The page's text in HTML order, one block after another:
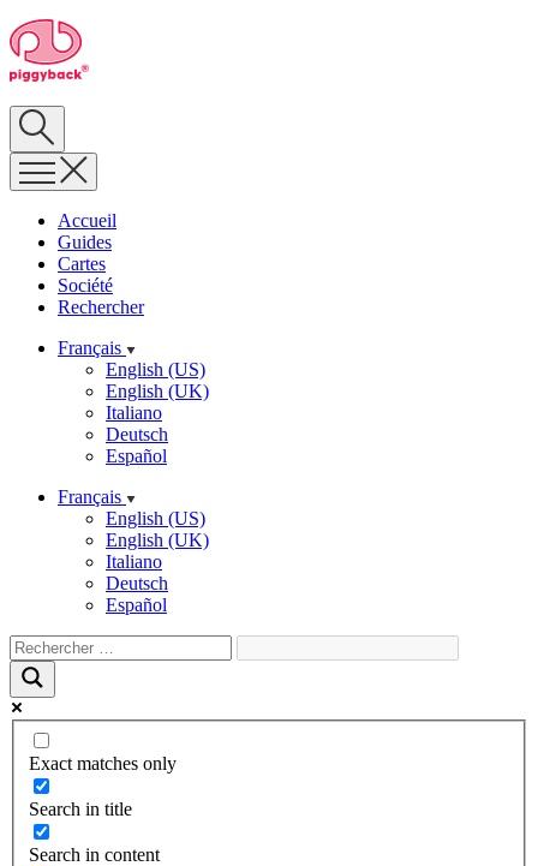
Skip
to
content
Piggyback.com
Rechercher
Menu
Accueil
Guides
Cartes
Société
Rechercher
Français
English (US)
English (UK)
Italiano
Deutsch
Español
Français
English (US)
English (UK)
Italiano
Deutsch
Español
Exact matches only
Search in title
Search in content